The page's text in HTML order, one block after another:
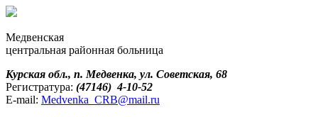
Медвенская
центральная районная больница
Курская обл., п. Медвенка, ул. Советская, 68
Регистратура: (47146) 4-10-52
E-mail: Medvenka_CRB@mail.ru